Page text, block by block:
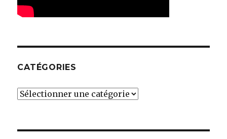
CATÉGORIES
Catégories